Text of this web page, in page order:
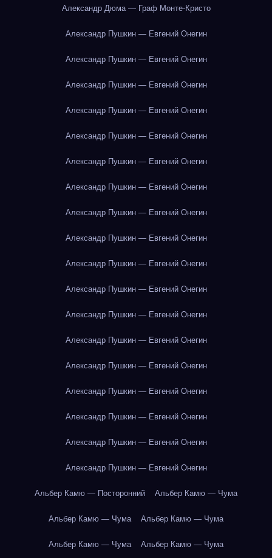
Александр Дюма — Граф Монте-Кристо
Александр Пушкин — Евгений Онегин
Александр Пушкин — Евгений Онегин
Александр Пушкин — Евгений Онегин
Александр Пушкин — Евгений Онегин
Александр Пушкин — Евгений Онегин
Александр Пушкин — Евгений Онегин
Александр Пушкин — Евгений Онегин
Александр Пушкин — Евгений Онегин
Александр Пушкин — Евгений Онегин
Александр Пушкин — Евгений Онегин
Александр Пушкин — Евгений Онегин
Александр Пушкин — Евгений Онегин
Александр Пушкин — Евгений Онегин
Александр Пушкин — Евгений Онегин
Александр Пушкин — Евгений Онегин
Александр Пушкин — Евгений Онегин
Александр Пушкин — Евгений Онегин
Александр Пушкин — Евгений Онегин
Альбер Камю — Посторонний Альбер Камю — Чума
Альбер Камю — Чума Альбер Камю — Чума
Альбер Камю — Чума Альбер Камю — Чума